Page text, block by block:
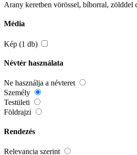
Arany keretben vörössel, bíborral, zölddel
Média
Kép (1 db)
Névtér használata
Ne használja a névteret
Személy
Testületi
Földrajzi
Rendezés
Relevancia szerint